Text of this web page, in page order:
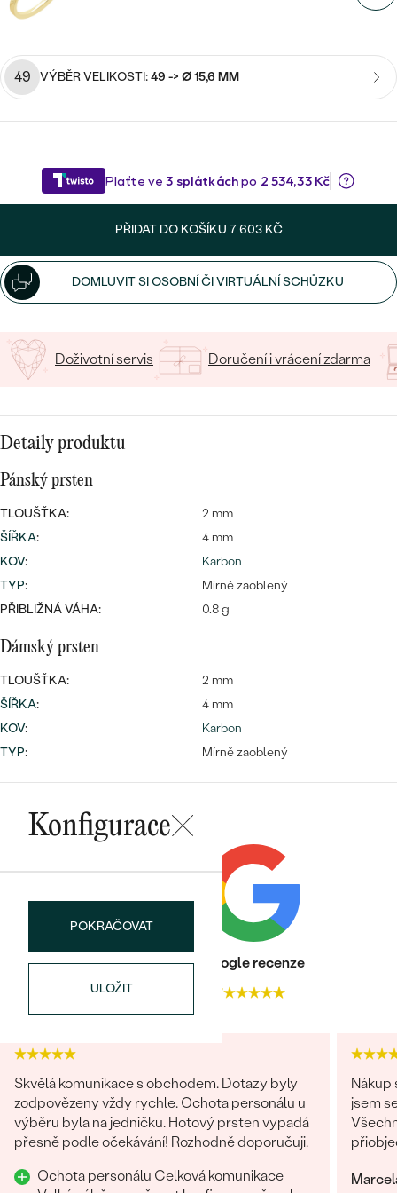
Nejprodávanější
snubní prsteny
PROHLÉDNOUT
DRAHOKAM
DLE MATERIÁLU
STŘÍBRO
Wave kolekce
S LAB-GROWN DIAMANTY
S PERLAMI
DLE STYLU
SYMBOLICKÉ
MINIMALISTICKÉ
PODLE PŘÍLEŽITOSTI
PODLE BARVY
NA MÍRU
DIAMANTY
Bestsellery
OBJEVIT
Nejprodávanější
LUXUSNÍ
Personalizované
přívěsky
OBJEVIT
CENOVĚ DOSTUPNÉ
LUXUSNÍ
Nejprodávanější
prsteny
49 VÝBĚR VELIKOSTI:49 -> Ø 15,6 MM
PŘIDAT DO KOŠÍKU 7 603 KČ
DOMLUVIT SI OSOBNÍ ČI VIRTUÁLNÍ SCHŮZKU
Doživotní servis Doručení i vrácení zdarma
Detaily produktu
Pánský prsten
TLOUŠŤKA:
2 mm
ŠÍŘKA:
4 mm
KOV:
Karbon
TYP:
Mírně zaoblený
PŘIBLIŽNÁ VÁHA:
0.8 g
Dámský prsten
TLOUŠŤKA:
2 mm
ŠÍŘKA:
4 mm
KOV:
Karbon
TYP: Mírně zaoblený
Konfigurace
POKRAČOVAT
ULOŽIT
Heureka recenze
4.9
Google recenze
4.7
Skvělá komunikace s obchodem. Dotazy byly
zodpovězeny vždy rychle. Ochota personálu u
výběru byla na jedničku. Hotový prsten vypadá
přesně podle očekávání! Rozhodně doporučuji.
Ochota personálu Celková komunikace
Nákup
jsem